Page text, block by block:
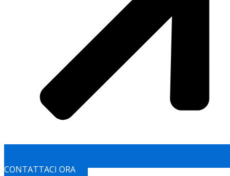
CONTATTACI ORA